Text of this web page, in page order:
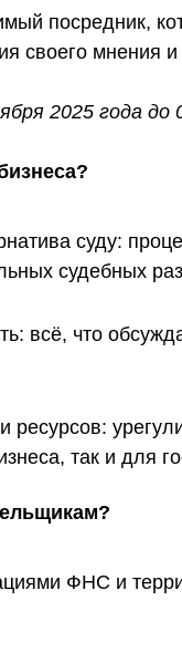
посредник,
своего мнения и
2025 года до
суду:
судебных
всё, что
ресурсов:
так и для
ФНС и